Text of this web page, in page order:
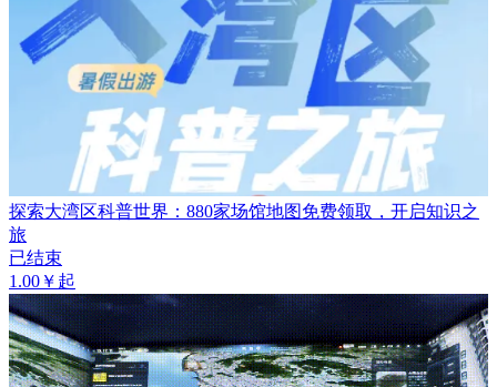
探索大湾区科普世界：880家场馆地图免费领取，开启知识之
旅
已结束
1.00￥起